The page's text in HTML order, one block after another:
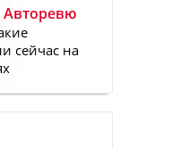
Авторевю
сейчас на